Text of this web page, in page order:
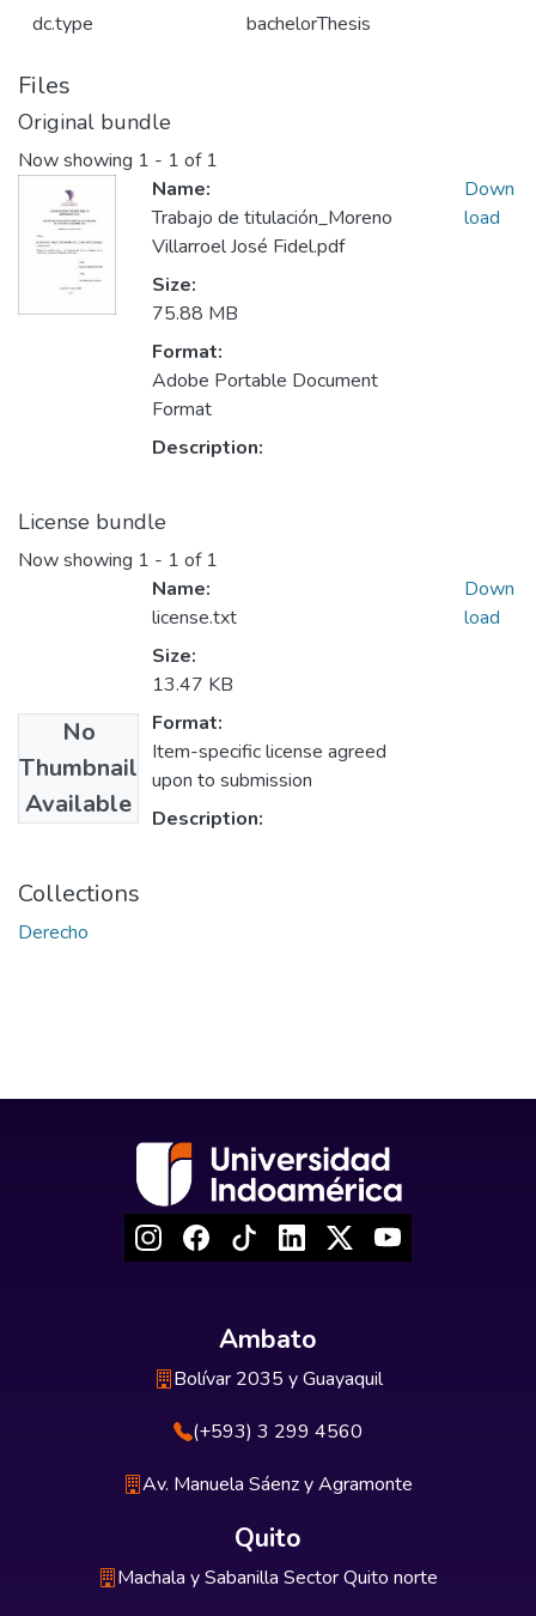
dc.type bachelorThesis
Files
Original bundle
Now showing 1 - 1 of 1
Name:
Trabajo de titulación_Moreno
Villarroel José Fidel.pdf
Size:
75.88 MB
Format:
Adobe Portable Document
Format
Description:
Down
load
License bundle
Now showing 1 - 1 of 1
No
Thumbnail
Available
Name:
license.txt
Size:
13.47 KB
Format:
Item-specific license agreed
upon to submission
Description:
Down
load
Collections
Derecho
Ambato
Bolívar 2035 y Guayaquil
(+593) 3 299 4560
Av. Manuela Sáenz y Agramonte
Quito
Machala y Sabanilla Sector Quito norte